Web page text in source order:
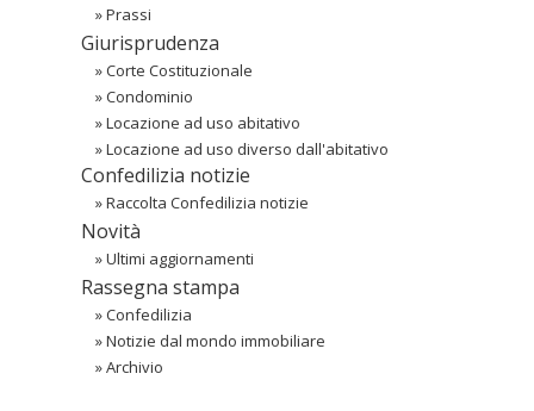
»Prassi
Giurisprudenza
»Corte Costituzionale
»Condominio
»Locazione ad uso abitativo
»Locazione ad uso diverso dall'abitativo
Confedilizia notizie
»Raccolta Confedilizia notizie
Novità
»Ultimi aggiornamenti
Rassegna stampa
»Confedilizia
»Notizie dal mondo immobiliare
»Archivio